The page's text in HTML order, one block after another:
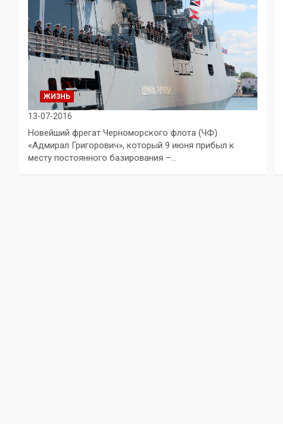
ЖИЗНЬ
13-07-2016
Новейший фрегат Черноморского флота (ЧФ)
«Адмирал Григорович», который 9 июня прибыл к
месту постоянного базирования –…